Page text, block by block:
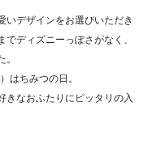
いデザインをお選びいただき
ディズニーっぽさがなく、
はちみつの日。
きなおふたりにピッタリの入